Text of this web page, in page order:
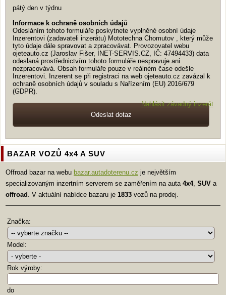
pátý den v týdnu
Informace k ochraně osobních údajů
Odesláním tohoto formuláře poskytnete vyplněné osobní údaje
Inzerentovi (zadavateli inzerátu) Mototechna Chomutov , který může
tyto údaje dále spravovat a zpracovávat. Provozovatel webu
ojeteauto.cz (Jaroslav Fišer, INET-SERVIS.CZ, IČ: 47494433) data
odeslaná prostřednictvím tohoto formuláře nespravuje ani
nezpracovává. Obsah formuláře pouze v reálném čase odešle
Inzerentovi. Inzerent se při registraci na web ojeteauto.cz zavázal k
ochraně osobních údajů v souladu s Nařízením (EU) 2016/679
(GDPR).
Nahlásit závadný inzerát
BAZAR VOZŮ 4x4 A SUV
Offroad bazar na webu bazar.autadoterenu.cz je největším
specializovaným inzertním serverem se zaměřením na auta 4x4, SUV a
offroad
. V aktuální nabídce bazaru je 1833 vozů na prodej.
Značka:
Model:
Rok výroby:
do